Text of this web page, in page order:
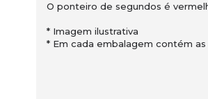
O ponteiro de segundos é
* Imagem ilustrativa
* Em cada embalagem contém